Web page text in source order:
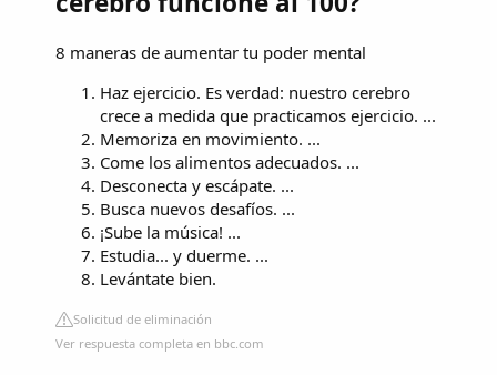
8 maneras de aumentar tu poder mental
Haz ejercicio. Es verdad: nuestro cerebro
crece a medida que practicamos ejercicio. ...
Memoriza en movimiento. ...
Come los alimentos adecuados. ...
Desconecta y escápate. ...
Busca nuevos desafíos. ...
¡Sube la música! ...
Estudia... y duerme. ...
Levántate bien.
Solicitud de eliminación
Ver respuesta completa en bbc.com